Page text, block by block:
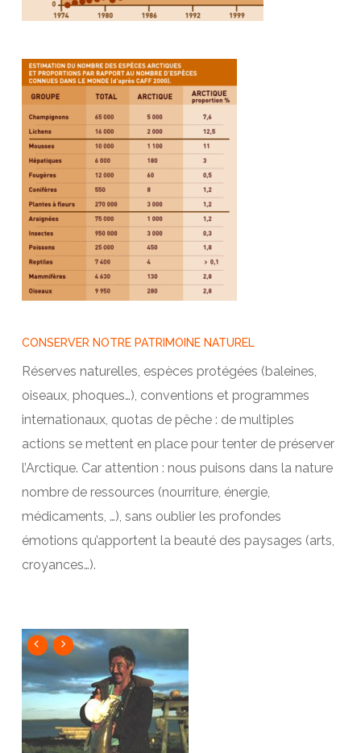
CONSERVER NOTRE PATRIMOINE NATUREL
Réserves naturelles, espèces protégées (baleines,
oiseaux, phoques…), conventions et programmes
internationaux, quotas de pêche : de multiples
actions se mettent en place pour tenter de préserver
l’Arctique. Car attention : nous puisons dans la nature
nombre de ressources (nourriture, énergie,
médicaments, …), sans oublier les profondes
émotions qu’apportent la beauté des paysages (arts,
croyances…).